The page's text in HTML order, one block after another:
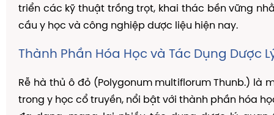
triển các kỹ thuật trồng trọt, khai thác bền vững
cầu y học và công nghiệp dược liệu hiện nay.
Thành Phần Hóa Học và Tác Dụng Dược
Rễ hà thủ ô đỏ (Polygonum multiflorum Thunb.) là
trong y học cổ truyền, nổi bật với thành phần hóa